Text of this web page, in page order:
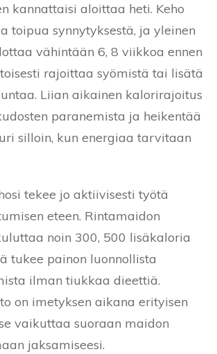
kannattaisi aloittaa heti. Keho
toipua synnytyksestä, ja yleinen
vähintään 6, 8 viikkoa ennen
rajoittaa syömistä tai lisätä
Liian aikainen kalorirajoitus
paranemista ja heikentää
silloin, kun energiaa tarvitaan
tekee jo aktiivisesti työtä
eteen. Rintamaidon
noin 300, 500 lisäkaloria
tukee painon luonnollista
ilman tiukkaa dieettiä.
on imetyksen aikana erityisen
vaikuttaa suoraan maidon
jaksamiseesi.